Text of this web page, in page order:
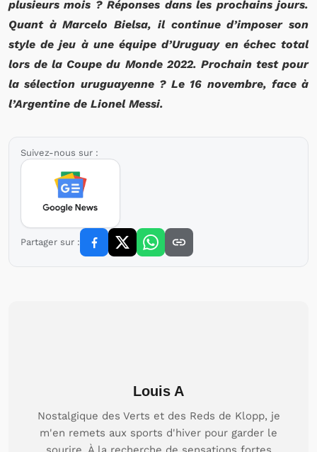
plusieurs mois ? Réponses dans les prochains jours.
Quant à Marcelo Bielsa, il continue d’imposer son
style de jeu à une équipe d’Uruguay en échec total
lors de la Coupe du Monde 2022. Prochain test pour
la sélection uruguayenne ? Le 16 novembre, face à
l’Argentine de Lionel Messi.
Suivez-nous sur :
Partager sur :
Louis A
Nostalgique des Verts et des Reds de Klopp, je
m'en remets aux sports d'hiver pour garder le